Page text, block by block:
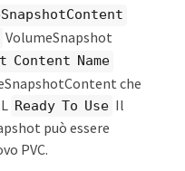
VolumeSnapshot
Content Name
che
Ready To Use Il
può essere
PVC.